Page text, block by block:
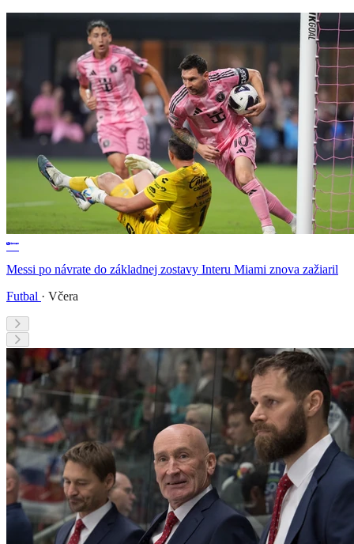
Messi po návrate do základnej zostavy Interu Miami znova zažiaril
Futbal · Včera